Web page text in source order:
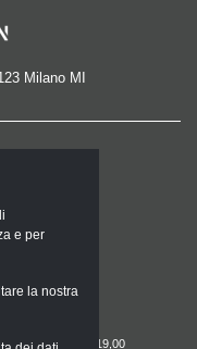
Milano MI
- 13,00 /15,00 - 19,00
e per
la nostra